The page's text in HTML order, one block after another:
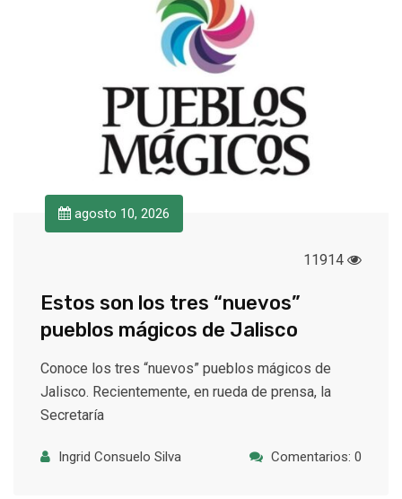
agosto 10, 2026
11914
Estos son los tres “nuevos”
pueblos mágicos de Jalisco
Conoce los tres “nuevos” pueblos mágicos de
Jalisco. Recientemente, en rueda de prensa, la
Secretaría
Ingrid Consuelo Silva Comentarios: 0